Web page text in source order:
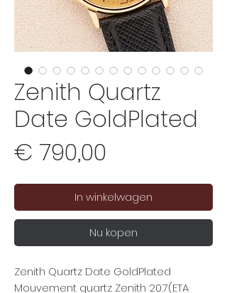
Zenith Quartz
Date GoldPlated
€ 790,00
In winkelwagen
Nu kopen
Zenith Quartz Date GoldPlated
Mouvement quartz Zenith 20.7(ETA